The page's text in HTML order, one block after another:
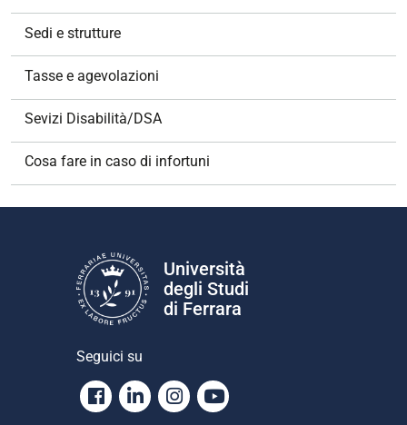
Sedi e strutture
Tasse e agevolazioni
Sevizi Disabilità/DSA
Cosa fare in caso di infortuni
Università
degli Studi
di Ferrara
Seguici su
Facebook
LinkedinInstagram
Youtube